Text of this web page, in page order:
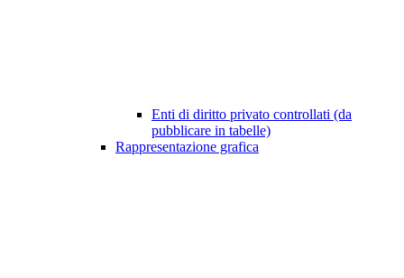
Enti di diritto privato controllati (da
pubblicare in tabelle)
Rappresentazione grafica